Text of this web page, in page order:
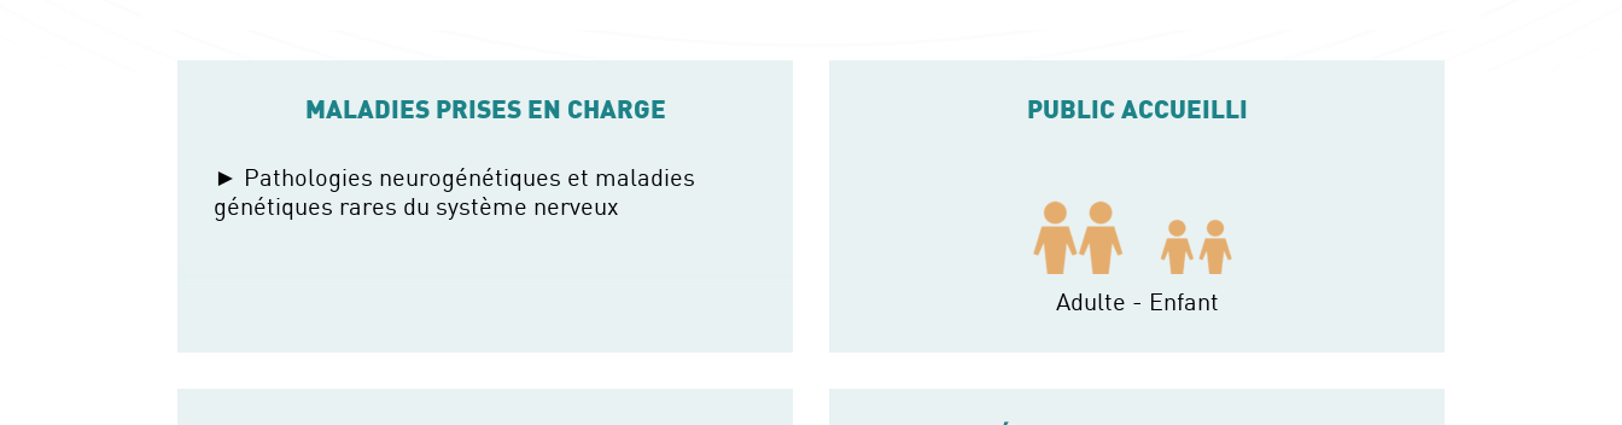
MALADIES PRISES EN CHARGE
Pathologies neurogénétiques et maladies
génétiques rares du système nerveux
PUBLIC ACCUEILLI
Adulte - Enfant